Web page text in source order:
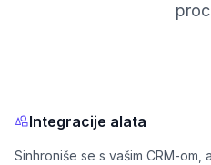
Integracije alata
Sinhroniše se s vašim CRM-om,